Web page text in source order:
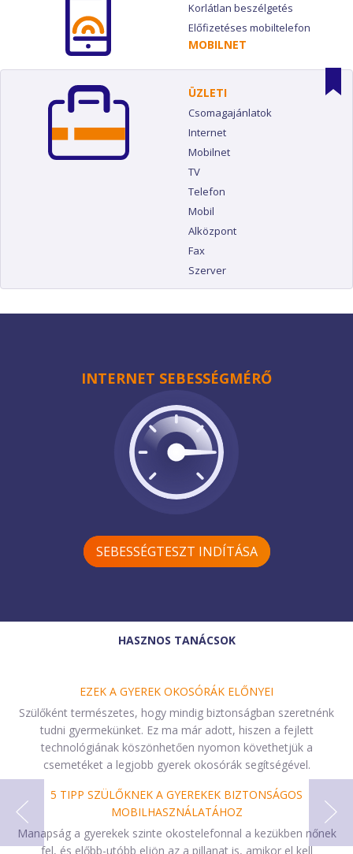
Korlátlan beszélgetés
Előfizetéses mobiltelefon
MOBILNET
ÜZLETI
Csomagajánlatok
Internet
Mobilnet
TV
Telefon
Mobil
Alközpont
Fax
Szerver
INTERNET SEBESSÉGMÉRŐ
SEBESSÉGTESZT INDÍTÁSA
HASZNOS TANÁCSOK
EZEK A GYEREK OKOSÓRÁK ELŐNYEI
Szülőként természetes, hogy mindig biztonságban szeretnénk
tudni gyermekünket. Ez ma már adott, hiszen a fejlett
technológiának köszönhetően nyomon követhetjük a
csemetéket a legjobb gyerek okosórák segítségével.
5 TIPP SZÜLŐKNEK A GYEREKEK BIZTONSÁGOS
MOBILHASZNÁLATÁHOZ
Manapság a gyerekek szinte okostelefonnal a kezükben nőnek
fel, és előbb-utóbb eljön az a pillanat is, amikor el kell